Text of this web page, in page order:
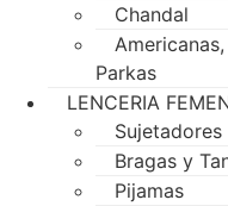
Chandal
Parkas
LENCERIA
Sujetadores
Bragas y
Pijamas